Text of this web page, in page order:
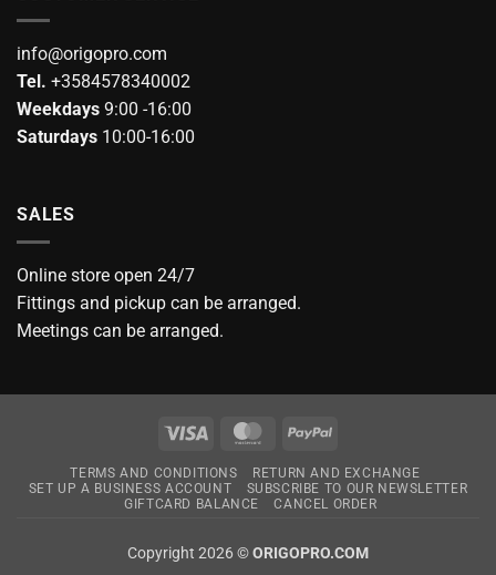
info@origopro.com
Tel. +3584578340002
Weekdays 9:00 -16:00
Saturdays 10:00-16:00
SALES
Online store open 24/7
Fittings and pickup can be arranged.
Meetings can be arranged.
Visa MasterCardPayPal
TERMS AND CONDITIONS
RETURN AND EXCHANGE
SET UP A BUSINESS ACCOUNT
SUBSCRIBE TO OUR NEWSLETTER
GIFTCARD BALANCE
CANCEL ORDER
Copyright 2026 ©ORIGOPRO.COM